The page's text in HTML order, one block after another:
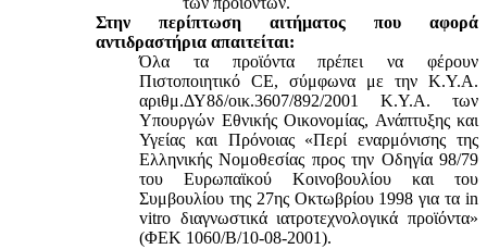
Στην περίπτωση αιτήματος που αφορά
αντιδραστήρια απαιτείται:
Όλα τα προϊόντα πρέπει να φέρουν
Πιστοποιητικό CE, σύμφωνα με την Κ.Υ.Α.
αριθμ.ΔΥ8δ/οικ.3607/892/2001 Κ.Υ.Α. των
Υπουργών Εθνικής Οικονομίας, Ανάπτυξης και
Υγείας και Πρόνοιας «Περί εναρμόνισης της
Ελληνικής Νομοθεσίας προς την Οδηγία 98/79
του Ευρωπαϊκού Κοινοβουλίου και του
Συμβουλίου της 27ης Οκτωβρίου 1998 για τα in
vitro διαγνωστικά ιατροτεχνολογικά προϊόντα»
(ΦΕΚ 1060/Β/10-08-2001).